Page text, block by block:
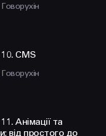
CMS
Анімації та
від простого до